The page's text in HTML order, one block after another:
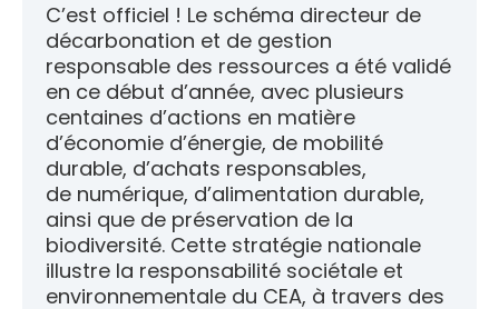
C’est officiel ! Le schéma directeur de
décarbonation et de gestion
responsable des ressources a été validé
en ce début d’année, avec plusieurs
centaines d’actions en matière
d’économie d’énergie, de mobilité
durable, d’achats responsables,
de numérique, d’alimentation durable,
ainsi que de préservation de la
biodiversité. Cette stratégie nationale
illustre la responsabilité sociétale et
environnementale du CEA, à travers des